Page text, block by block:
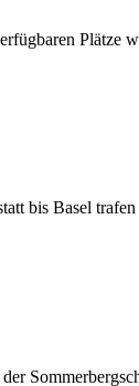
Plätze
bis Basel